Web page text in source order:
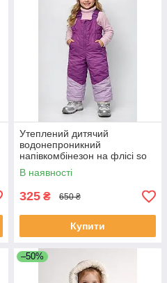
Утеплений дитячий
водонепроникний
напівкомбінезон на флісі so
cute фіолетового кольору
розмір 86
В наявності
325 ₴ 650 ₴
Купити
–50%